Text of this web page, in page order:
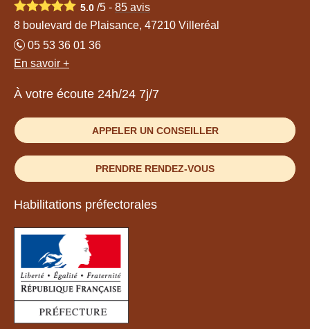
5.0 /5 - 85 avis
8 boulevard de Plaisance, 47210 Villeréal
05 53 36 01 36
En savoir +
À votre écoute 24h/24 7j/7
APPELER UN CONSEILLER
PRENDRE RENDEZ-VOUS
Habilitations préfectorales